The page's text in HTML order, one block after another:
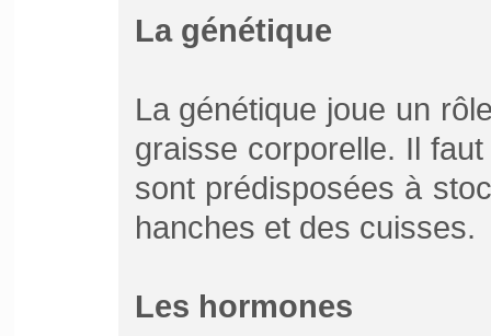
La génétique
La génétique joue un
graisse corporelle. Il
sont prédisposées à
hanches et des cuisses.
Les hormones